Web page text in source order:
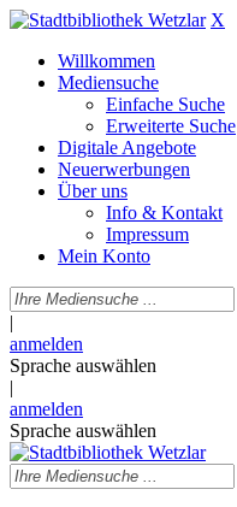
X
Willkommen
Mediensuche
Einfache Suche
Erweiterte Suche
Digitale Angebote
Neuerwerbungen
Über uns
Info & Kontakt
Impressum
Mein Konto
|
anmelden
Sprache auswählen
|
anmelden
Sprache auswählen